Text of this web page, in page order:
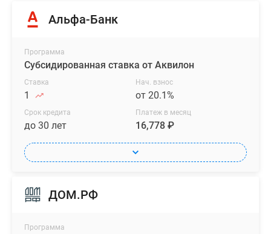
Альфа-Банк
Программа
Субсидированная ставка от Аквилон
Ставка
1
Нач. взнос
от 20.1%
Срок кредита
до 30 лет
Платеж в месяц
16,778 ₽
ДОМ.РФ
Программа